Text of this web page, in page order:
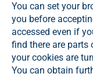
You can set your
you before
accessed even if
find there are
your cookies are
You can obtain